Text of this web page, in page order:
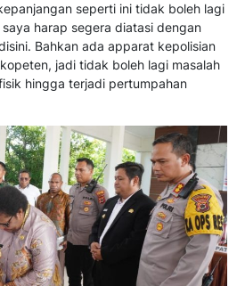
seperti ini tidak boleh lagi
harap segera diatasi dengan
Bahkan ada apparat kepolisian
jadi tidak boleh lagi masalah
hingga terjadi pertumpahan